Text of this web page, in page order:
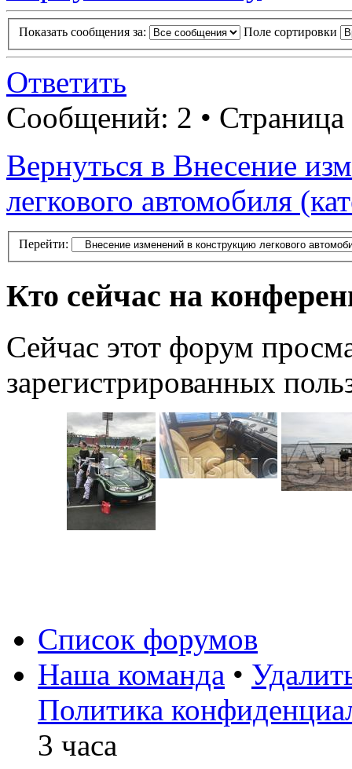
Показать сообщения за: Поле сортировки
Ответить
Сообщений: 2 • Страница
Вернуться в Внесение
легкового автомобиля
Перейти:
Кто сейчас на
Сейчас этот форум
зарегистрированных
Список форумов
Наша команда •
Политика
3 часа